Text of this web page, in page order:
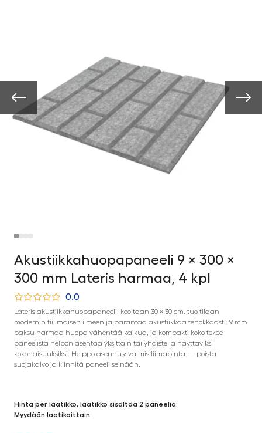
Akustiikkahuopapaneeli 9 × 300 ×
300 mm Lateris harmaa, 4 kpl
0.0
Lateris-akustiikkahuopapaneeli, kooltaan 30 × 30 cm, tuo tilaan
modernin tiilimäisen ilmeen ja parantaa akustiikkaa tehokkaasti. 9 mm
paksu harmaa huopa vähentää kaikua, ja kompakti koko tekee
paneelista helpon asentaa yksittäin tai yhdistellä näyttäviksi
kokonaisuuksiksi. Helppo asennus: valmis liimapinta — poista
suojakalvo ja kiinnitä paneeli seinään.
Hinta per laatikko, laatikko sisältää 2 paneelia.
Myydään laatikoittain